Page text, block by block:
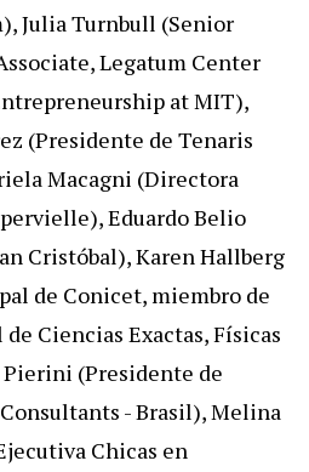
Julia Turnbull (Senior
Legatum Center
at MIT),
(Presidente de Tenaris
Macagni (Directora
Eduardo Belio
Cristóbal), Karen Hallberg
de Conicet, miembro de
Ciencias Exactas, Físicas
Pierini (Presidente de
- Brasil), Melina
Chicas en